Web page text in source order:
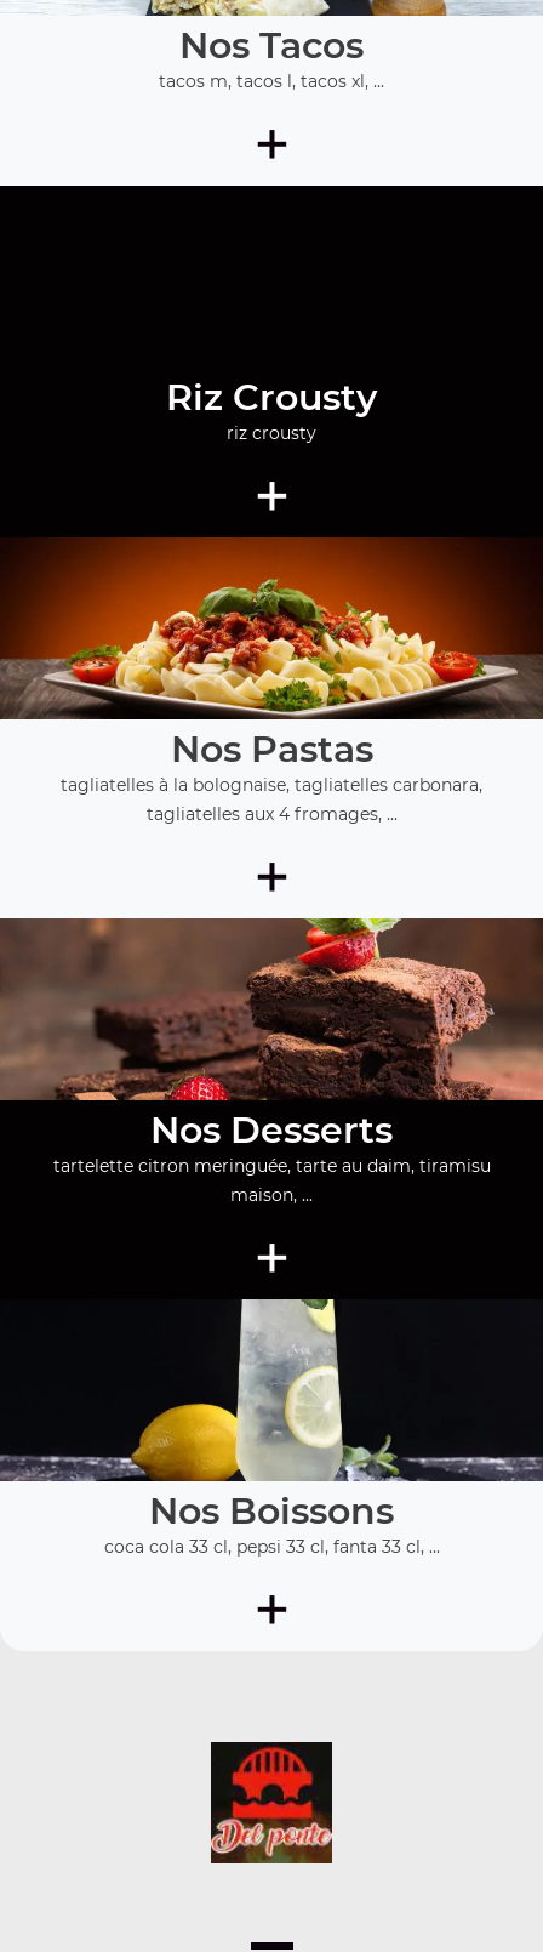
Nos Tacos
tacos m, tacos l, tacos xl, ...
+
Riz Crousty
riz crousty
+
Nos Pastas
tagliatelles à la bolognaise, tagliatelles carbonara,
tagliatelles aux 4 fromages, ...
+
Nos Desserts
tartelette citron meringuée, tarte au daim, tiramisu
maison, ...
+
Nos Boissons
coca cola 33 cl, pepsi 33 cl, fanta 33 cl, ...
+